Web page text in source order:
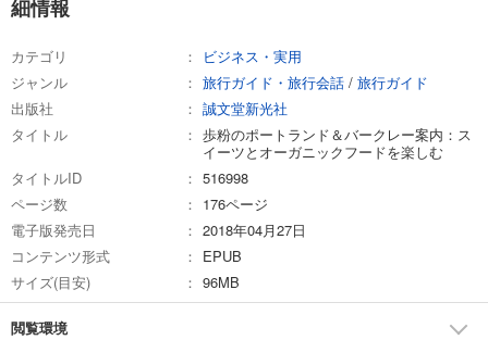
細情報
カテゴリ
ビジネス・実用
ジャンル
旅行ガイド・旅行会話 / 旅行ガイド
出版社
誠文堂新光社
タイトル
歩粉のポートランド＆バークレー案内：ス
イーツとオーガニックフードを楽しむ
タイトルID
516998
ページ数
176ページ
電子版発売日
2018年04月27日
コンテンツ形式
EPUB
サイズ(目安)
96MB
閲覧環境